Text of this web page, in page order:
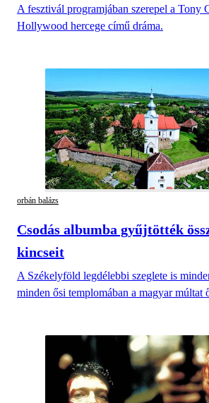
A fesztivál programjában szerepel a Tony
Hollywood hercege című dráma.
orbán balázs
Csodás albumba gyűjtötték
kincseit
A Székelyföld legdélebbi szeglete is
minden ősi templomában a magyar múltat